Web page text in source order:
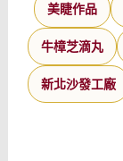
美睫作品
牛樟芝滴丸
新北沙發工廠